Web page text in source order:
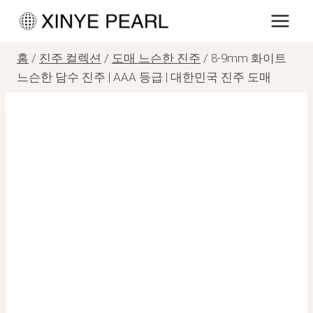
홈 / 진주 컬렉션 / 도매 느슨한 진주 / 8-9mm 화이트
느슨한 담수 진주 | AAA 등급 | 대한민국 진주 도매